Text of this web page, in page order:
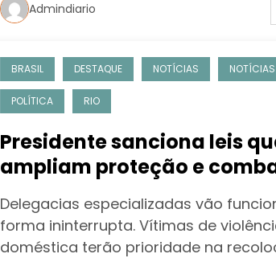
Admindiario
BRASIL DESTAQUE NOTÍCIAS
POLÍTICA RIO
Presidente sanciona leis
ampliam proteção e
violência contra a mulher
Delegacias especializadas vão
forma ininterrupta. Vítimas de
doméstica terão prioridade na